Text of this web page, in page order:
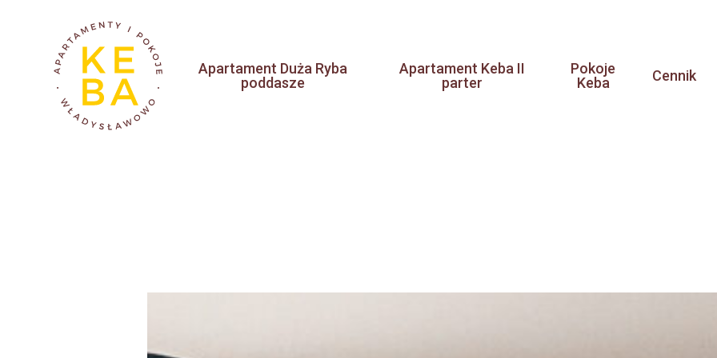
Apartament Duża Ryba
poddasze
Apartament Keba II
parter
Pokoje
Keba
Cennik